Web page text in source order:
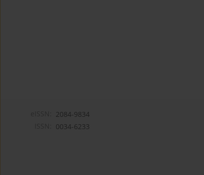
2084-9834
0034-6233